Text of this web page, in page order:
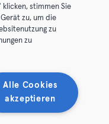
All rights reserved.
de contratos aquí
klicken, stimmen Sie
zu, um die
zu
zu
Alle Cookies
akzeptieren